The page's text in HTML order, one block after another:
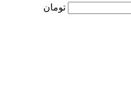
تومان